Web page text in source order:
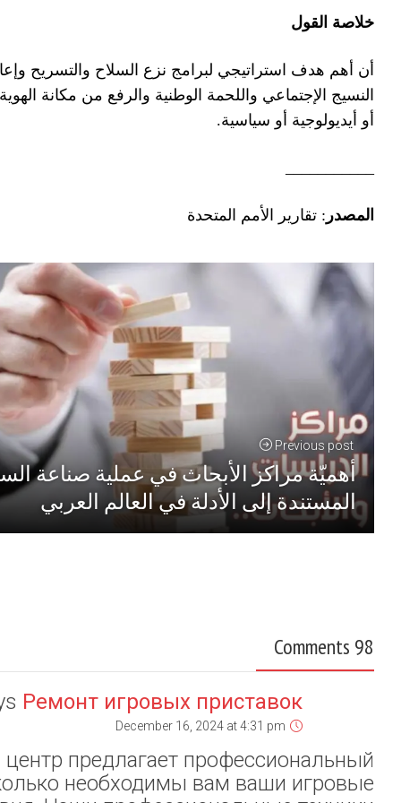
لدى المحاربين وإعادة بناء
أو مناطقية أو جهوية أو عرقية
في مؤسسة الجيش
Leave a comment
починить игровая
различных